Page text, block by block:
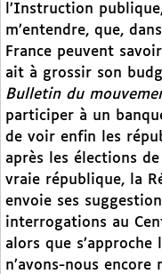
l’Instruction
m’entendre, que,
France peuvent
ait à grossir son
Bulletin du
participer à un
de voir enfin les
après les élections
vraie république, la
envoie ses
interrogations au
alors que
n’avons-nous